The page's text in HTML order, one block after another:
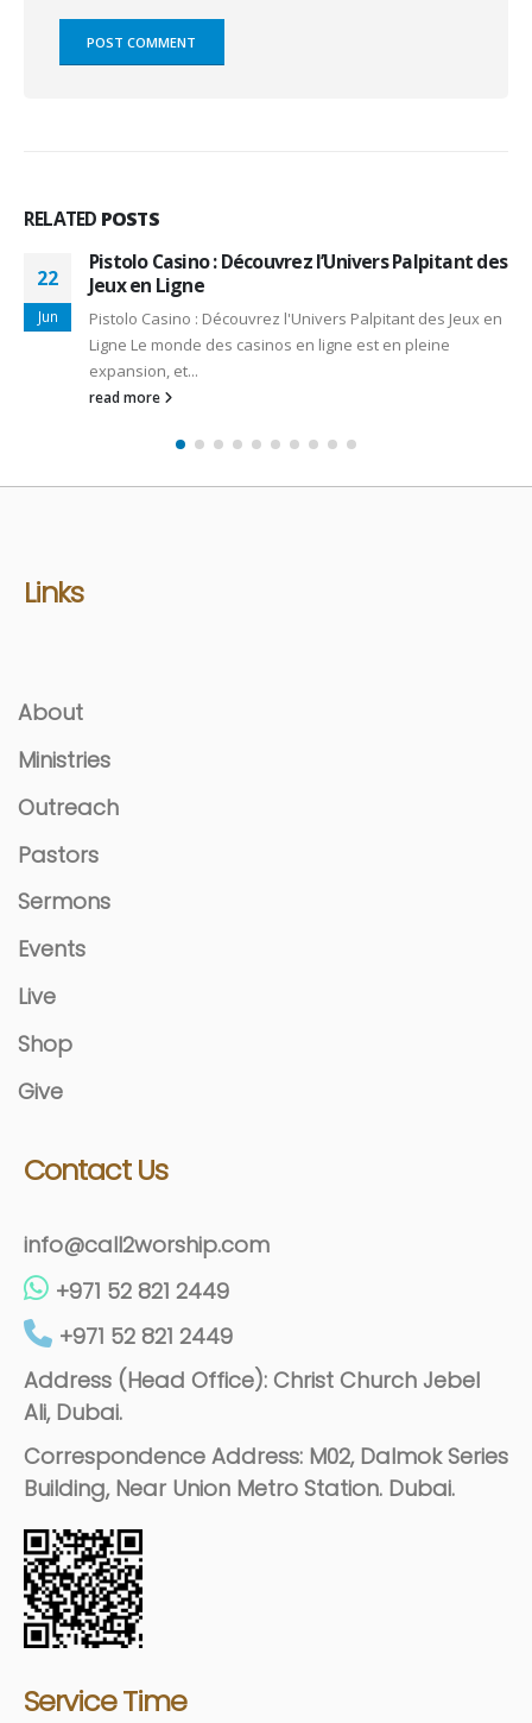
RELATED POSTS
22
Jun
Pistolo Casino : Découvrez l’Univers Palpitant des
Jeux en Ligne
Pistolo Casino : Découvrez l'Univers Palpitant des Jeux en
Ligne Le monde des casinos en ligne est en pleine
expansion, et...
read more
Links
About
Ministries
Outreach
Pastors
Sermons
Events
Live
Shop
Give
Contact Us
info@call2worship.com
+971 52 821 2449
+971 52 821 2449
Address (Head Office): Christ Church Jebel
Ali, Dubai.
Correspondence Address: M02, Dalmok Series
Building, Near Union Metro Station. Dubai.
Service Time